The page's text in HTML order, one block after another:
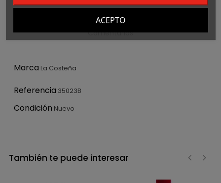
Detalles del producto
Comentarios
Marca La Costeña
Referencia 35023B
Condición Nuevo
También te puede interesar
ACEPTO